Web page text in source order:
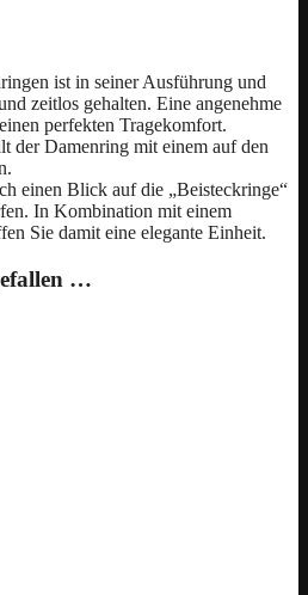
ist in seiner Ausführung und
zeitlos gehalten. Eine angenehme
perfekten Tragekomfort.
der Damenring mit einem auf den
einen Blick auf die „Beisteckringe“
In Kombination mit einem
Sie damit eine elegante Einheit.
…